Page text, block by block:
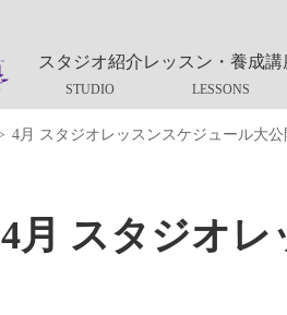
スタジオ紹介レッスン・養成講
4月 スタジオレッスンスケジュール大公
4月 スタジオ